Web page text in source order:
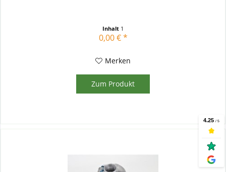
Inhalt 1
0,00 € *
Merken
Zum Produkt